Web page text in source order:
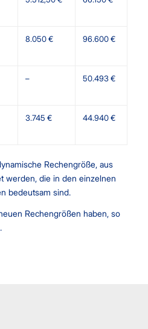
8.050 € 96.600 €
– 50.493 €
3.745 € 44.940 €
Rechengröße, aus
werden, die in den einzelnen
bedeutsam sind.
Rechengrößen haben, so